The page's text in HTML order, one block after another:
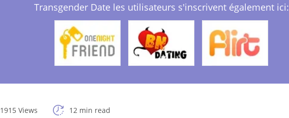
Transgender Date les utilisateurs s'inscrivent également ici:
1915 Views 12 min read